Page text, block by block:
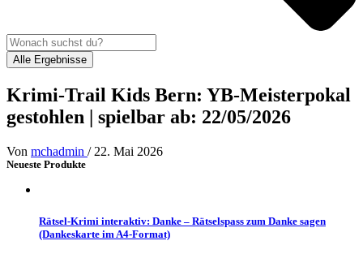
Alle Ergebnisse
Krimi-Trail Kids Bern: YB-Meisterpokal
gestohlen | spielbar ab: 22/05/2026
Von mchadmin / 22. Mai 2026
Neueste Produkte
Rätsel-Krimi interaktiv: Danke – Rätselspass zum Danke sagen
(Dankeskarte im A4-Format)